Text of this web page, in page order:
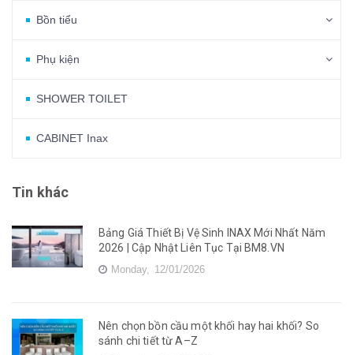
Bồn tiểu
Phụ kiện
SHOWER TOILET
CABINET Inax
Tin khác
Bảng Giá Thiết Bị Vệ Sinh INAX Mới Nhất Năm
2026 | Cập Nhật Liên Tục Tại BM8.VN
Monday, 12/01/2026
Nên chọn bồn cầu một khối hay hai khối? So
sánh chi tiết từ A–Z